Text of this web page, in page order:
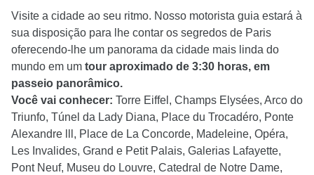
Visite a cidade ao seu ritmo. Nosso motorista guia estará à
sua disposição para lhe contar os segredos de Paris
oferecendo-lhe um panorama da cidade mais linda do
mundo em um tour aproximado de 3:30 horas, em
passeio panorâmico.
Você vai conhecer: Torre Eiffel, Champs Elysées, Arco do
Triunfo, Túnel da Lady Diana, Place du Trocadéro, Ponte
Alexandre lll, Place de La Concorde, Madeleine, Opéra,
Les Invalides, Grand e Petit Palais, Galerias Lafayette,
Pont Neuf, Museu do Louvre, Catedral de Notre Dame,